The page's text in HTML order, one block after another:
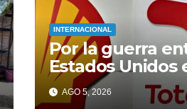
INTERNACIONAL
Por la guerra
Estados Unidos
Irán, 8
ganan 700 mil
AGO 5, 2026